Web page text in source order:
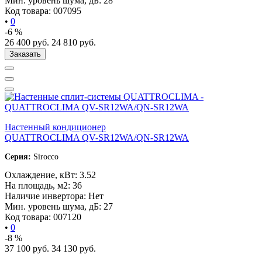
Код товара: 007095
• 0
-6 %
26 400 руб. 24 810 руб.
Заказать
Настенный кондиционер
QUATTROCLIMA QV-SR12WA/QN-SR12WA
Серия: Sirocco
Охлаждение, кВт: 3.52
На площадь, м2: 36
Наличие инвертора: Нет
Мин. уровень шума, дБ: 27
Код товара: 007120
• 0
-8 %
37 100 руб. 34 130 руб.